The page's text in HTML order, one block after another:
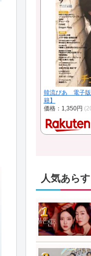
韓流ぴあ 電子版
籍】
価格：1,350円
人気あら